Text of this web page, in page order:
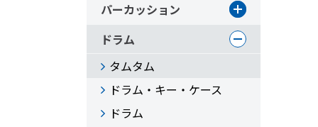
パーカッション
ドラム
タムタム
ドラム・キー・ケース
ドラム